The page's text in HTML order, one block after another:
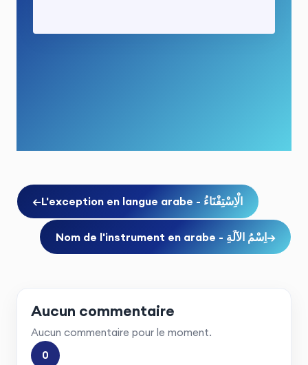
← L'exception en langue arabe - الْاِسْتِفْنَاءُ
Nom de l'instrument en arabe - اِسْمُ الآلَةِ→
Aucun commentaire
Aucun commentaire pour le moment.
0